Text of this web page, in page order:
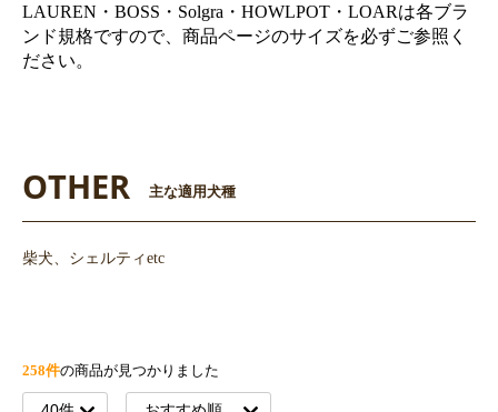
LAUREN・BOSS・Solgra・HOWLPOT・LOARは各ブラ
ンド規格ですので、商品ページのサイズを必ずご参照く
ださい。
OTHER 主な適用犬種
柴犬、シェルティetc
258件の商品が見つかりました